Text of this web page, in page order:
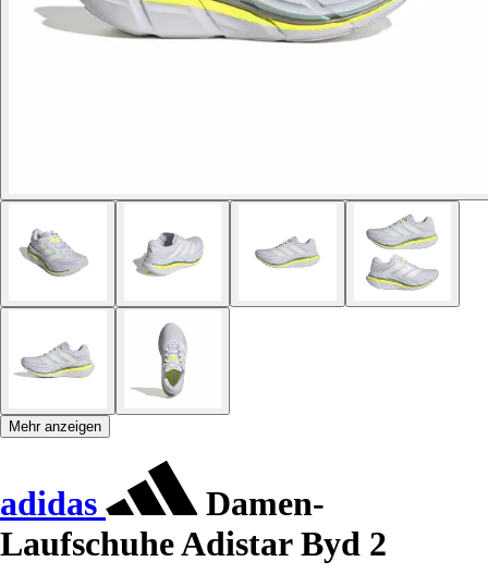
Mehr anzeigen
adidas
Damen-
Laufschuhe Adistar Byd 2